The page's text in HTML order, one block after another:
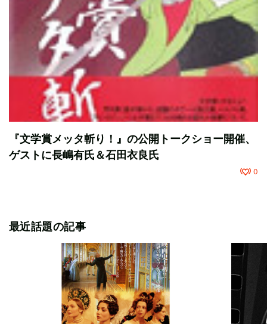
『文学賞メッタ斬り！』の公開トークショー開催、
ゲストに長嶋有氏＆石田衣良氏
0
最近話題の記事